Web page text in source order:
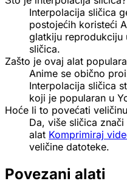
Interpolacija sličica
postojećih koristeći
glatkiju reprodukciju
sličica.
Zašto je ovaj alat
Anime se obično
Interpolacija sličica
koji je popularan u
Hoće li to povećati
Da, više sličica
alat Komprimiraj
veličine datoteke.
Povezani alati